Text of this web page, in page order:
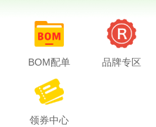
BOM配单 品牌专区
领券中心